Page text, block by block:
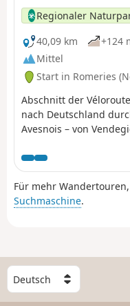
Regionaler
40,09 km
+124
Mittel
Start in Romeries
Abschnitt der
nach Deutschland
Avesnois – von
Für mehr
Suchmaschine.
W
ä
h